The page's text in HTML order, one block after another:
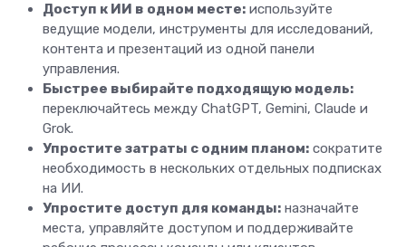
Доступ к ИИ в одном месте: используйте
ведущие модели, инструменты для исследований,
контента и презентаций из одной панели
управления.
Быстрее выбирайте подходящую модель:
переключайтесь между ChatGPT, Gemini, Claude и
Grok.
Упростите затраты с одним планом: сократите
необходимость в нескольких отдельных подписках
на ИИ.
Упростите доступ для команды: назначайте
места, управляйте доступом и поддерживайте